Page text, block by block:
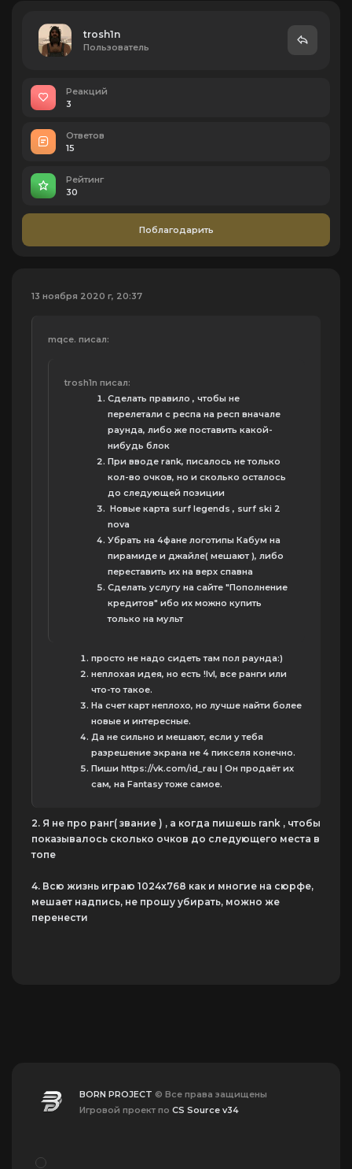
trosh1n
Пользователь
Реакций
3
Ответов
15
Рейтинг
30
Поблагодарить
13 ноября 2020 г, 20:37
mqce. писал:
trosh1n писал:
Сделать правило , чтобы не
перелетали с респа на респ вначале
раунда, либо же поставить какой-
нибудь блок
При вводе rank, писалось не только
кол-во очков, но и сколько осталось
до следующей позиции
Новые карта surf legends , surf ski 2
nova
Убрать на 4фане логотипы Кабум на
пирамиде и джайле( мешают ), либо
переставить их на верх спавна
Сделать услугу на сайте "Пополнение
кредитов" ибо их можно купить
только на мульт
просто не надо сидеть там пол раунда:)
неплохая идея, но есть !lvl, все ранги или
что-то такое.
На счет карт неплохо, но лучше найти более
новые и интересные.
Да не сильно и мешают, если у тебя
разрешение экрана не 4 пикселя конечно.
Пиши https://vk.com/id_rau | Он продаёт их
сам, на Fantasy тоже самое.
2. Я не про ранг( звание ) , а когда пишешь rank , чтобы
показывалось сколько очков до следующего места в
топе
4. Всю жизнь играю 1024х768 как и многие на сюрфе,
мешает надпись, не прошу убирать, можно же
перенести
BORN PROJECT © Все права защищены
Игровой проект по CS Source v34